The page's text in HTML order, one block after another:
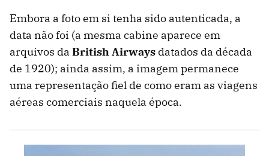
Embora a foto em si tenha sido autenticada, a
data não foi (a mesma cabine aparece em
arquivos da British Airways datados da década
de 1920); ainda assim, a imagem permanece
uma representação fiel de como eram as viagens
aéreas comerciais naquela época.